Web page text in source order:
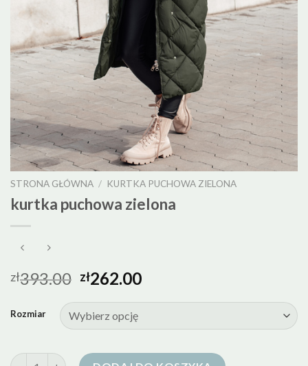
STRONA GŁÓWNA / KURTKA PUCHOWA ZIELONA
kurtka puchowa zielona
zł393.00 zł262.00
Rozmiar
ilość kurtka puchowa zielona